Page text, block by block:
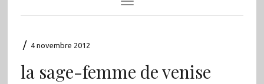
Toggle
Navigation
/ 4 novembre 2012
la sage-femme de venise